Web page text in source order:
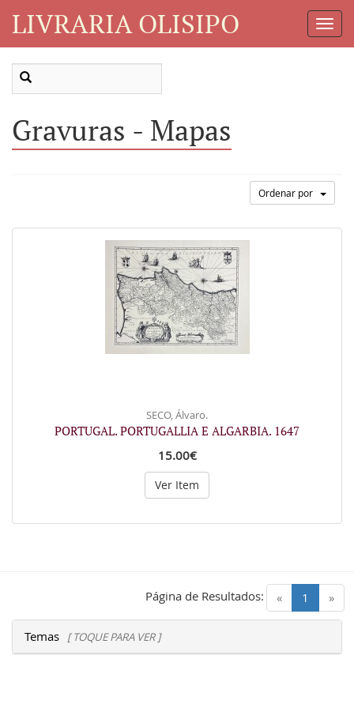
LIVRARIA OLISIPO
Gravuras - Mapas
Ordenar por
SECO, Álvaro.
PORTUGAL. PORTUGALLIA E ALGARBIA. 1647
15.00€
Ver Item
« 1 (current)
»
Página de Resultados:
Temas [ TOQUE PARA VER ]